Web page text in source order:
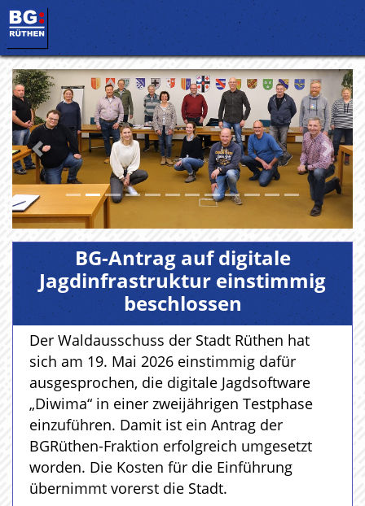
Vorherige
BG-Antrag auf digitale
Jagdinfrastruktur einstimmig
beschlossen
Der Waldausschuss der Stadt Rüthen hat
sich am 19. Mai 2026 einstimmig dafür
ausgesprochen, die digitale Jagdsoftware
„Diwima“ in einer zweijährigen Testphase
einzuführen. Damit ist ein Antrag der
BGRüthen-Fraktion erfolgreich umgesetzt
worden. Die Kosten für die Einführung
übernimmt vorerst die Stadt.